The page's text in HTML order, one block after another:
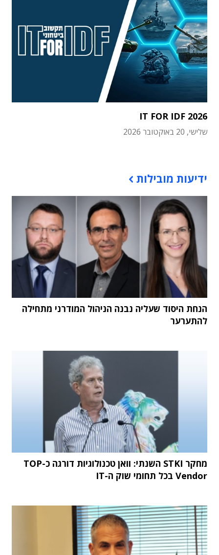
IT FOR IDF 2026
שלישי, 20 באוקטובר 2026
ידיעות מובילות
הנחת היסוד שעליה נבנה הניהול המודרני מתחילה
להתערער
מחקר STKI השנתי: וואן טכנולוגיות דורגה כ-TOP
Vendor בכל תחומי שוק ה-IT